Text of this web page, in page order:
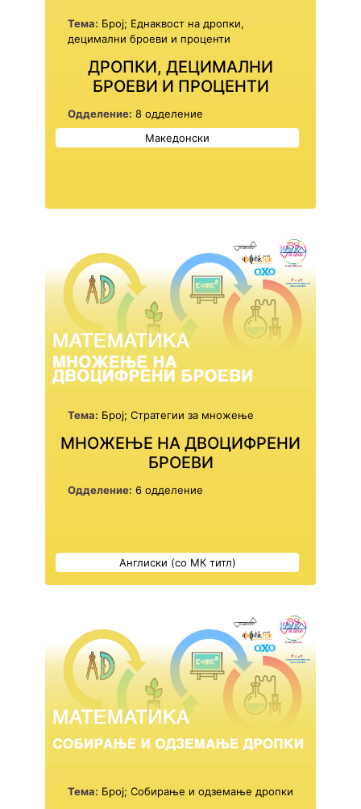
Тема: Број; Еднаквост на дропки,
децимални броеви и проценти
ДРОПКИ, ДЕЦИМАЛНИ
БРОЕВИ И ПРОЦЕНТИ
Одделение: 8 одделение
Македонски
Тема: Број; Стратегии за множење
МНОЖЕЊЕ НА ДВОЦИФРЕНИ
БРОЕВИ
Одделение: 6 одделение
Англиски (со МК титл)
Тема: Број; Собирање и одземање дропки